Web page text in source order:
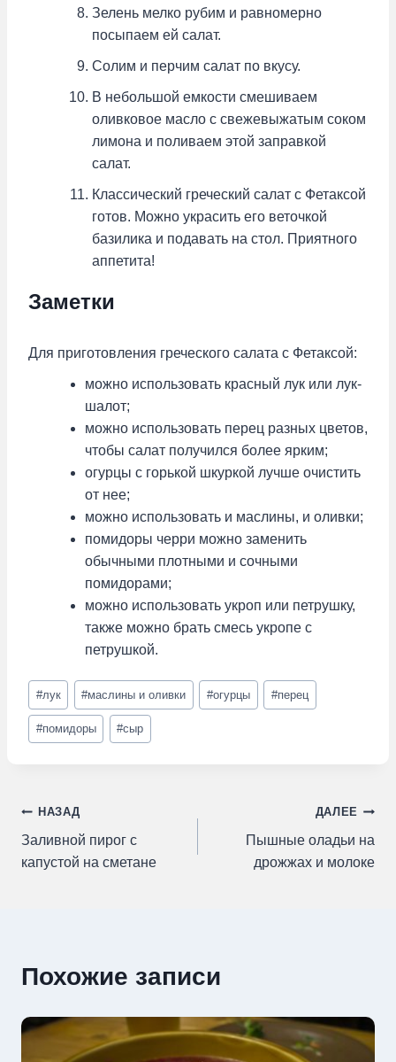
Зелень мелко рубим и равномерно
посыпаем ей салат.
Солим и перчим салат по вкусу.
В небольшой емкости смешиваем
оливковое масло с свежевыжатым соком
лимона и поливаем этой заправкой
салат.
Классический греческий салат с Фетаксой
готов. Можно украсить его веточкой
базилика и подавать на стол. Приятного
аппетита!
Заметки
Для приготовления греческого салата с Фетаксой:
можно использовать красный лук или лук-
шалот;
можно использовать перец разных цветов,
чтобы салат получился более ярким;
огурцы с горькой шкуркой лучше очистить
от нее;
можно использовать и маслины, и оливки;
помидоры черри можно заменить
обычными плотными и сочными
помидорами;
можно использовать укроп или петрушку,
также можно брать смесь укропе с
петрушкой.
Метки
записи:
#лук #маслины и оливки #огурцы #перец
#помидоры #сыр
Навигация
по
НАЗАД
Заливной пирог с
капустой на сметане
ДАЛЕЕ
Пышные оладьи на
дрожжах и молоке
Похожие записи